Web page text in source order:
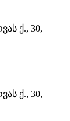
ქ., 30,
ქ., 30,